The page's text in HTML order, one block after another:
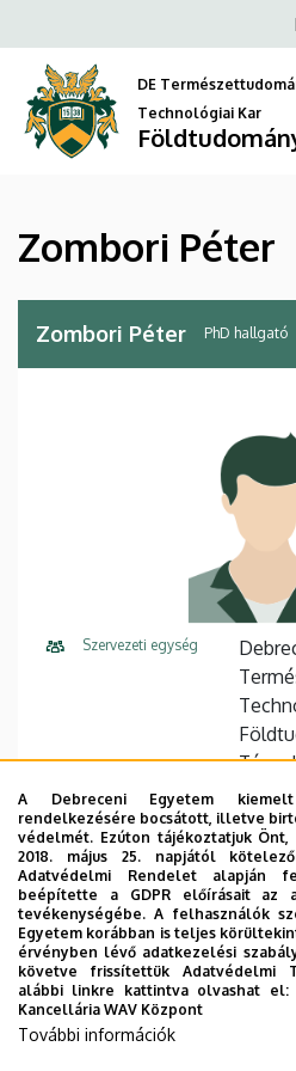
Péter
Földtudományi
Intézet
a
tartalomra
DE
Technológiai Kar
Zombori Péter
Zombori Péter PhD hallgató
Szervezeti egység
Központi telefonszám +36
Cím 4032
Épület
Emelet, ajtó
A Debreceni Egyetem
rendelkezésére bocsátott, illetve
védelmét. Ezúton tájékoztatjuk
2018. május 25. napjától
Adatvédelmi Rendelet alapján
beépítette a GDPR előírásait az
tevékenységébe. A felhasználók
Egyetem korábban is teljes
érvényben lévő adatkezelési
követve frissítettük Adatvédelmi
alábbi linkre kattintva olvashat
Kancellária WAV Központ
További információk